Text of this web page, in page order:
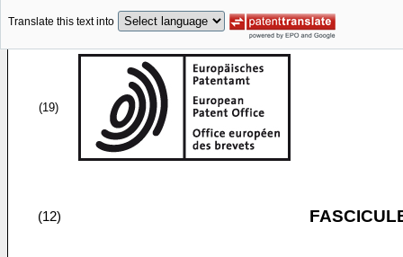
Translate this text into
(19)
(12)